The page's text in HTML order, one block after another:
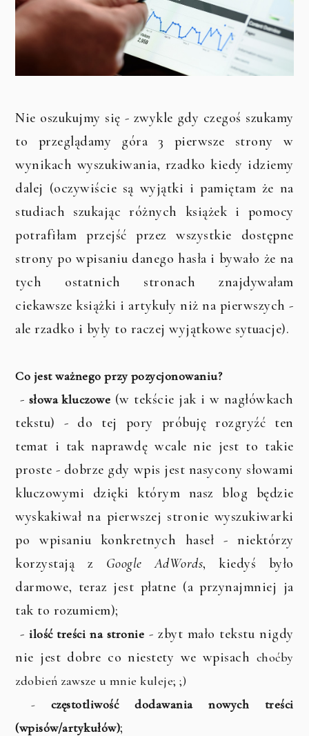
Nie oszukujmy się - zwykle gdy czegoś szukamy
to przeglądamy góra 3 pierwsze strony w
wynikach wyszukiwania, rzadko kiedy idziemy
dalej (oczywiście są wyjątki i pamiętam że na
studiach szukając różnych książek i pomocy
potrafiłam przejść przez wszystkie dostępne
strony po wpisaniu danego hasła i bywało że na
tych ostatnich stronach znajdywałam
ciekawsze książki i artykuły niż na pierwszych -
ale rzadko i były to raczej wyjątkowe sytuacje).
Co jest ważnego przy pozycjonowaniu?
- słowa kluczowe (w tekście jak i w nagłówkach
tekstu) - do tej pory próbuję rozgryźć ten
temat i tak naprawdę wcale nie jest to takie
proste - dobrze gdy wpis jest nasycony słowami
kluczowymi dzięki którym nasz blog będzie
wyskakiwał na pierwszej stronie wyszukiwarki
po wpisaniu konkretnych haseł - niektórzy
korzystają z Google AdWords, kiedyś było
darmowe, teraz jest płatne (a przynajmniej ja
tak to rozumiem);
-ilość treści na stronie - zbyt mało tekstu nigdy
nie jest dobre co niestety we wpisach choćby
zdobień zawsze u mnie kuleje; ;)
- częstotliwość dodawania nowych treści
(wpisów/artykułów);